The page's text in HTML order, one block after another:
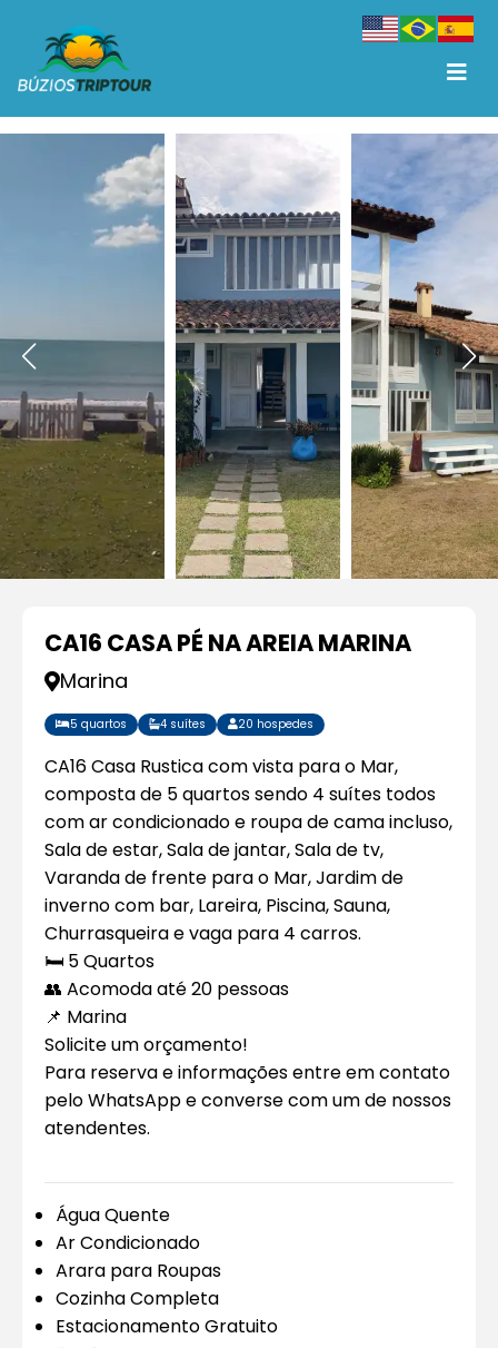
CA16 CASA PÉ NA AREIA MARINA
Marina
5 quartos 4 suítes 20 hospedes
CA16 Casa Rustica com vista para o Mar,
composta de 5 quartos sendo 4 suítes todos
com ar condicionado e roupa de cama incluso,
Sala de estar, Sala de jantar, Sala de tv,
Varanda de frente para o Mar, Jardim de
inverno com bar, Lareira, Piscina, Sauna,
Churrasqueira e vaga para 4 carros.
🛏️ 5 Quartos
👥 Acomoda até 20 pessoas
📌 Marina
Solicite um orçamento!
Para reserva e informações entre em contato
pelo WhatsApp e converse com um de nossos
atendentes.
Água Quente
Ar Condicionado
Arara para Roupas
Cozinha Completa
Estacionamento Gratuito